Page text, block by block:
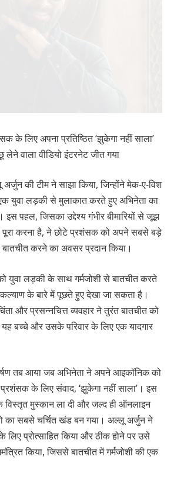
के लिए अपना प्रतिष्ठित ‘झुकेगा नहीं साला’
लेने वाला वीडियो इंटरनेट जीत गया
अर्जुन की टीम ने साझा किया, जिन्होंने मेक-ए-विश
युवा लड़की से मुलाकात करते हुए अभिनेता का
इस पहल, जिसका उद्देश्य गंभीर बीमारियों से जूझ
पूरा करना है, ने छोटे प्रशंसक को अपने सबसे बड़े
करने का अवसर प्रदान किया।
युवा लड़की के साथ गर्मजोशी से बातचीत करते
के बारे में पूछते हुए देखा जा सकता है।
और प्रसन्नचित्त व्यवहार ने तुरंत बातचीत को
बच्चे और उसके परिवार के लिए एक यादगार
तब आया जब अभिनेता ने अपने आइकॉनिक को
के लिए संवाद, ‘झुकेगा नहीं साला’। इस
मुस्कान ला दी और जल्द ही ऑनलाइन
का सबसे चर्चित खंड बन गया। अल्लू अर्जुन ने
प्रोत्साहित किया और ठीक होने पर उसे
किया, जिससे बातचीत में गर्मजोशी की एक